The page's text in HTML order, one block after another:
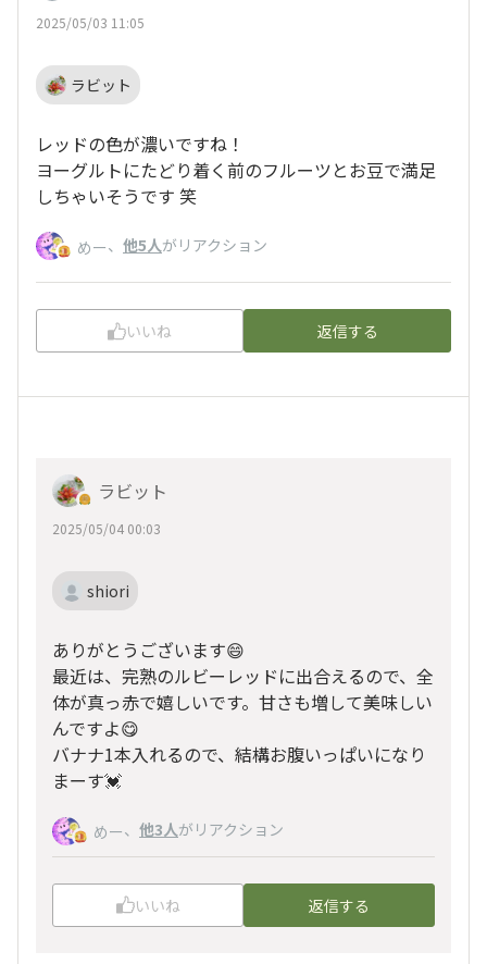
2025/05/03 11:05
ラビット
レッドの色が濃いですね！
ヨーグルトにたどり着く前のフルーツとお豆で満足
しちゃいそうです 笑
めー、 他5人がリアクション
いいね 返信する
ラビット
2025/05/04 00:03
shiori
ありがとうございます😄
最近は、完熟のルビーレッドに出合えるので、全
体が真っ赤で嬉しいです。甘さも増して美味しい
んですよ😋
バナナ1本入れるので、結構お腹いっぱいになり
まーす💓
めー、 他3人がリアクション
いいね 返信する